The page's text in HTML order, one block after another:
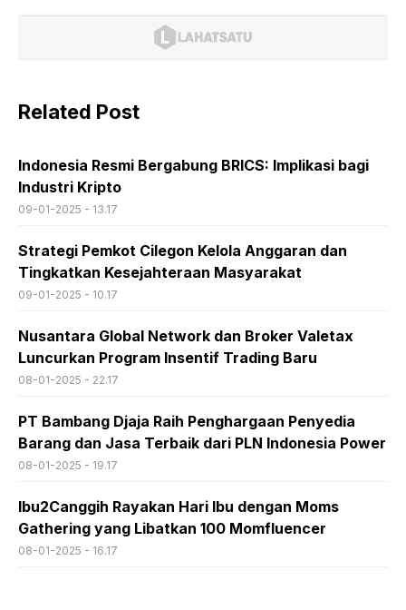
Related Post
Indonesia Resmi Bergabung BRICS: Implikasi bagi
Industri Kripto
09-01-2025 - 13.17
Strategi Pemkot Cilegon Kelola Anggaran dan
Tingkatkan Kesejahteraan Masyarakat
09-01-2025 - 10.17
Nusantara Global Network dan Broker Valetax
Luncurkan Program Insentif Trading Baru
08-01-2025 - 22.17
PT Bambang Djaja Raih Penghargaan Penyedia
Barang dan Jasa Terbaik dari PLN Indonesia Power
08-01-2025 - 19.17
Ibu2Canggih Rayakan Hari Ibu dengan Moms
Gathering yang Libatkan 100 Momfluencer
08-01-2025 - 16.17